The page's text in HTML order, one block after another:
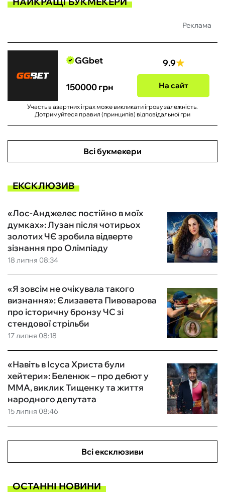
Реклама
GGbet
150000 грн
9.9
На сайт
Участь в азартних іграх може викликати ігрову залежність.
Дотримуйтеся правил (принципів) відповідальної гри
Всі букмекери
ЕКСКЛЮЗИВ
18 липня 08:34
«Лос-Анджелес постійно в моїх
думках»: Лузан після чотирьох
золотих ЧЄ зробила відверте
зізнання про Олімпіаду
17 липня 08:18
«Я зовсім не очікувала такого
визнання»: Єлизавета Пивоварова
про історичну бронзу ЧС зі
стендової стрільби
15 липня 08:46
«Навіть в Ісуса Христа були
хейтери»: Беленюк – про дебют у
ММА, виклик Тищенку та життя
народного депутата
Всі ексклюзиви
ОСТАННІ НОВИНИ